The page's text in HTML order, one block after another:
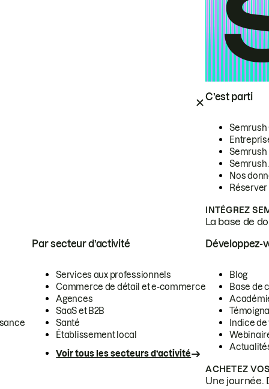
C’est parti
Semrush
Semrush
Semrush
Nos
INTÉGREZ
La base de
Par secteur d’activité
Services aux professionnels
Commerce de détail et e-commerce
Agences
SaaS et B2B
Santé
Établissement local
Voir tous les secteurs d’activité
Développez-
Blog
Base de
Indice
ACHETEZ
Une journée.